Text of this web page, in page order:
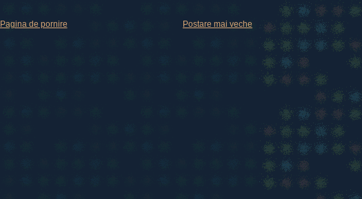
Postare mai veche
Pagina de pornire